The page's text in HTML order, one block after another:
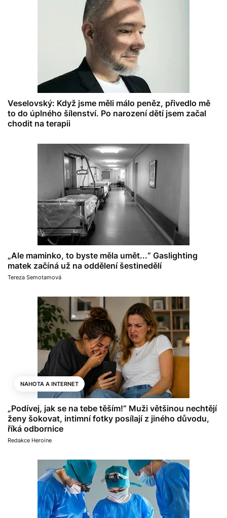
Veselovský: Když jsme měli málo peněz, přivedlo mě
to do úplného šílenství. Po narození dětí jsem začal
chodit na terapii
„Ale maminko, to byste měla umět...“ Gaslighting
matek začíná už na oddělení šestinedělí
Tereza Semotamová
NAHOTA A INTERNET
„Podívej, jak se na tebe těším!“ Muži většinou nechtějí
ženy šokovat, intimní fotky posílají z jiného důvodu,
říká odbornice
Redakce Heroine